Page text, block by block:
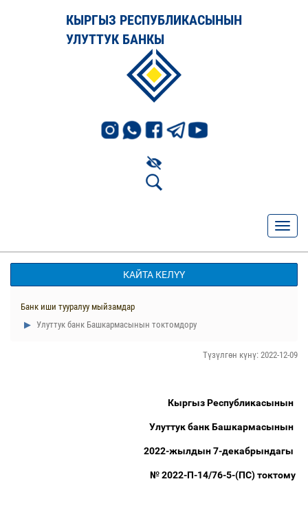
КЫРГЫЗ РЕСПУБЛИКАСЫНЫН
УЛУТТУК БАНКЫ
КАЙТА КЕЛҮҮ
Банк иши тууралуу мыйзамдар
Улуттук банк Башкармасынын токтомдору
Түзүлгөн күнү: 2022-12-09
Кыргыз Республикасынын
Улуттук банк Башкармасынын
2022-жылдын 7-декабрындагы
№ 2022-П-14/76-5-(ПС) токтому